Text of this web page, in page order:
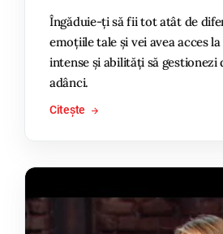
Îngăduie-ți să fii tot atât de
emoțiile tale și vei avea acces
intense și abilități să gestionezi
adânci.
Citește